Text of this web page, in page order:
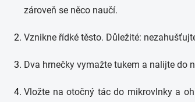
zároveň se něco naučí.
Vznikne řídké těsto. Důležité:
Dva hrnečky vymažte tukem a nalijte do
Vložte na otočný tác do mikrovlnky a